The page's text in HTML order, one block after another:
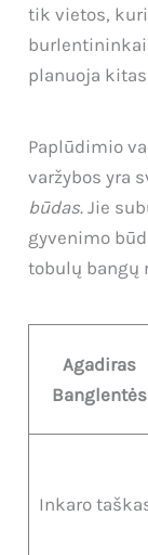
tik vietos,
planuoja
Paplūdimio
varžybos yra
būdas. Jie
gyvenimo
tobulų bangų
Agadiras
Banglentės
Inkaro